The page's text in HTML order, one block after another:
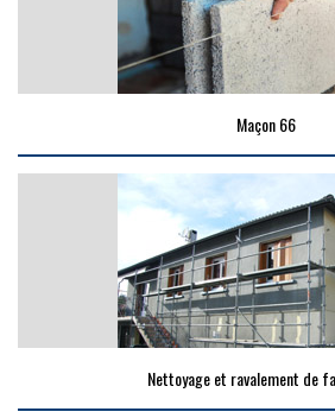
Maçon 66
Nettoyage et ravalement de